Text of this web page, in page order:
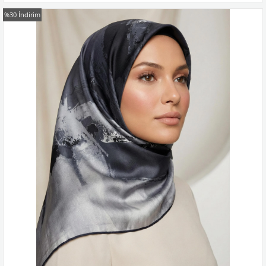
Kampanyadaki tüm modelleri görmek için buraya tıkla
%30 İndirim